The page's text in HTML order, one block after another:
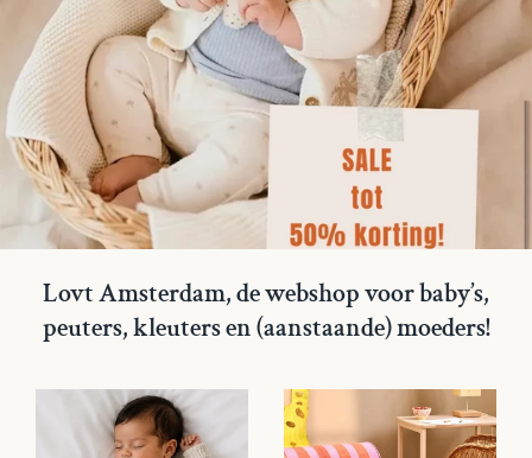
Lovt Amsterdam, de webshop voor baby’s,
peuters, kleuters en (aanstaande) moeders!